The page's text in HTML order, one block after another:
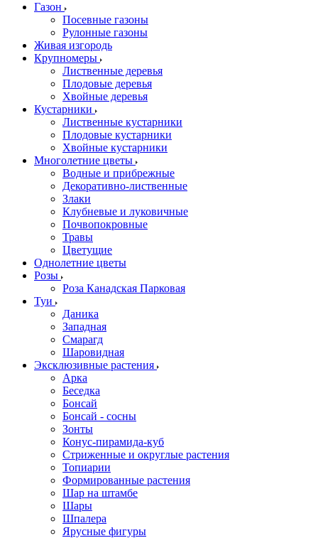
Газон
Посевные газоны
Рулонные газоны
Живая изгородь
Крупномеры
Лиственные деревья
Плодовые деревья
Хвойные деревья
Кустарники
Лиственные кустарники
Плодовые кустарники
Хвойные кустарники
Многолетние цветы
Водные и прибрежные
Декоративно-лиственные
Злаки
Клубневые и луковичные
Почвопокровные
Травы
Цветущие
Однолетние цветы
Розы
Роза Канадская Парковая
Туи
Даника
Западная
Смарагд
Шаровидная
Эксклюзивные растения
Арка
Беседка
Бонсай
Бонсай - сосны
Зонты
Конус-пирамида-куб
Стриженные и округлые растения
Топиарии
Формированные растения
Шар на штамбе
Шары
Шпалера
Ярусные фигуры